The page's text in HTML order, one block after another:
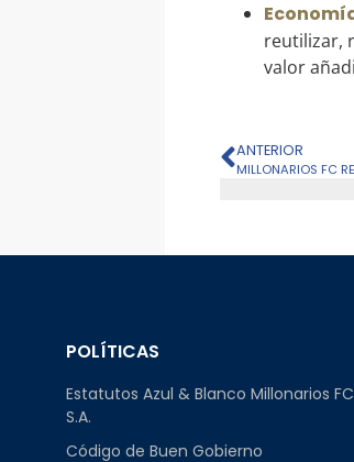
reutilizar,
valor
ANTERIOR
MILLONARIOS FC
POLÍTICAS
Estatutos Azul & Blanco Millonarios FC
S.A.
Código de Buen Gobierno